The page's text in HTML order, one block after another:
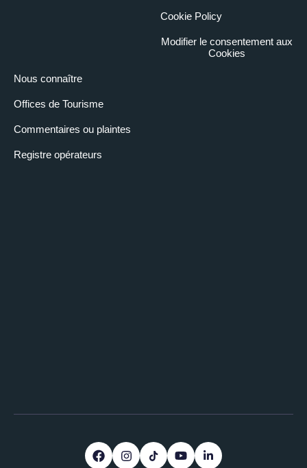
Nous connaître
Offices de Tourisme
Commentaires ou plaintes
Registre opérateurs
Cookie Policy
Modifier le consentement aux
Cookies